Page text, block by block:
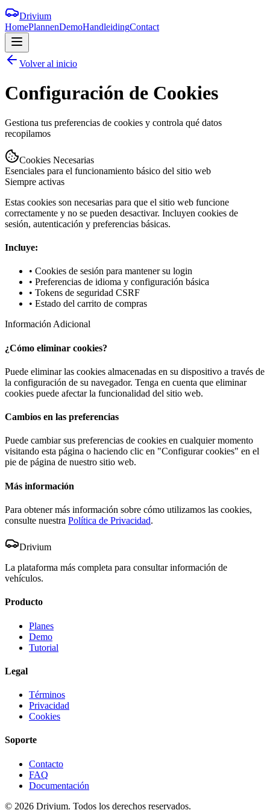
Drivium
HomePlannenDemoHandleidingContact
Volver al inicio
Configuración de Cookies
Gestiona tus preferencias de cookies y controla qué datos
recopilamos
Cookies Necesarias
Esenciales para el funcionamiento básico del sitio web
Siempre activas
Estas cookies son necesarias para que el sitio web funcione
correctamente y no se pueden desactivar. Incluyen cookies de
sesión, autenticación y preferencias básicas.
Incluye:
• Cookies de sesión para mantener su login
• Preferencias de idioma y configuración básica
• Tokens de seguridad CSRF
• Estado del carrito de compras
Información Adicional
¿Cómo eliminar cookies?
Puede eliminar las cookies almacenadas en su dispositivo a través de
la configuración de su navegador. Tenga en cuenta que eliminar
cookies puede afectar la funcionalidad del sitio web.
Cambios en las preferencias
Puede cambiar sus preferencias de cookies en cualquier momento
visitando esta página o haciendo clic en "Configurar cookies" en el
pie de página de nuestro sitio web.
Más información
Para obtener más información sobre cómo utilizamos las cookies,
consulte nuestra Política de Privacidad.
Drivium
La plataforma más completa para consultar información de
vehículos.
Producto
Planes
Demo
Tutorial
Legal
Términos
Privacidad
Cookies
Soporte
Contacto
FAQ
Documentación
© 2026 Drivium. Todos los derechos reservados.